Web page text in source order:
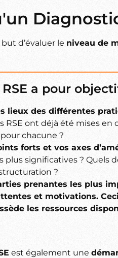
d’évaluer le niveau de
a pour
lieux des différentes
RSE ont déjà été mises
chacune ?
forts et vos axes
plus significatives ? Quels
?
prenantes les plus
et motivations.
les ressources
est également une